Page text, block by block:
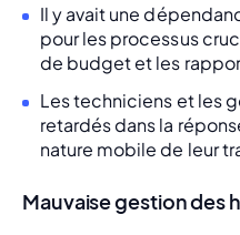
Il y avait une
pour les processus
de budget et les
Les techniciens et les
retardés dans la
nature mobile de leur
Mauvaise gestion des